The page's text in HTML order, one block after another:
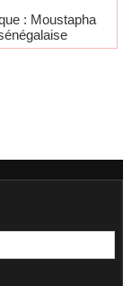
: Moustapha